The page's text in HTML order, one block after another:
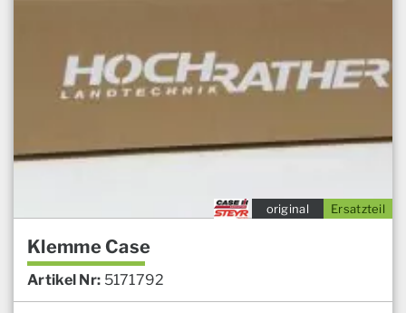
Ersatzteil
original
Klemme Case
Artikel Nr: 5171792